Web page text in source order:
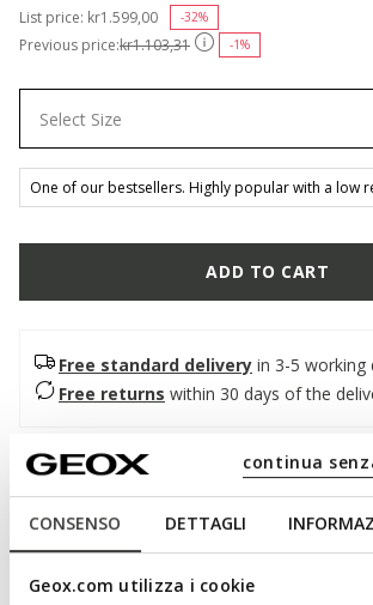
CONSENSO DETTAGLI
Geox.com utilizza i cookie
continua
Previous price:kr1.103,31 -1%
List price: Price reduced from
kr1.599,00 -32%
Select Size
One of our bestsellers. Highly popular with a low
ADD TO CART
Free standard delivery in 3-5 working
Free returns within 30 days of the
Description
Lightweight sneaker for women with a
darker blue palette. Vega features a tapering